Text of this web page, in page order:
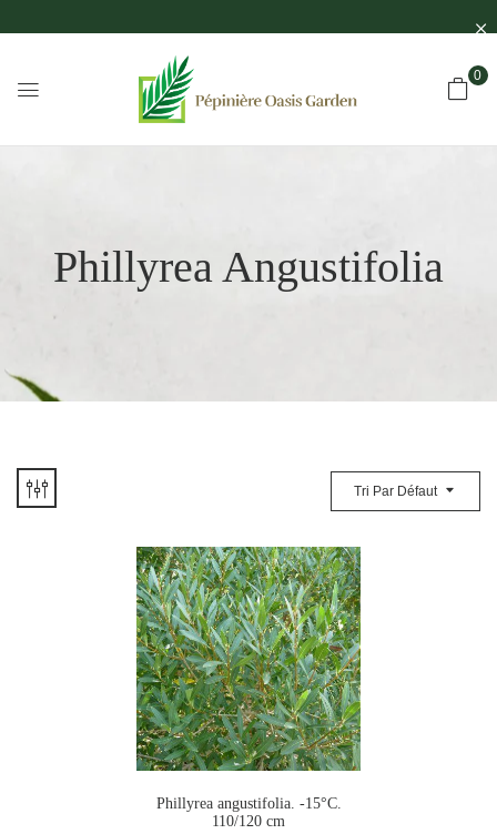
0
Phillyrea Angustifolia
Tri Par Défaut
Phillyrea angustifolia. -15°C.
110/120 cm